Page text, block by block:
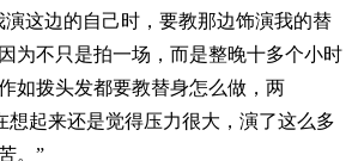
演这边的自己时，要教那边饰演我的替
为不只是拍一场，而是整晚十多个小时
如拨头发都要教替身怎么做，两
想起来还是觉得压力很大，演了这么多
。”